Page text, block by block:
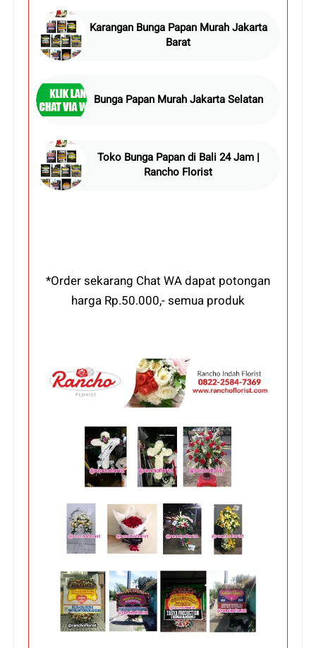
Karangan Bunga Papan Murah Jakarta
Barat
Bunga Papan Murah Jakarta Selatan
Toko Bunga Papan di Bali 24 Jam |
Rancho Florist
*Order sekarang Chat WA dapat potongan
harga Rp.50.000,- semua produk